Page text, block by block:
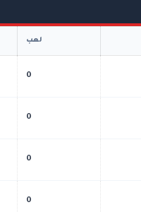
لعب
0
0
0
0